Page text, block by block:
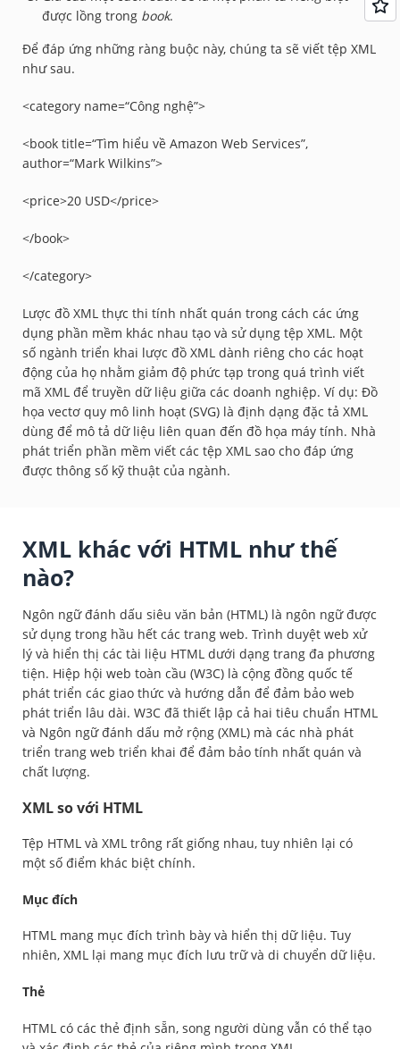
được lồng trong book.
Để đáp ứng những ràng buộc này, chúng ta sẽ viết tệp XML
như sau.
<category name=“Công nghệ”>
<book title=“Tìm hiểu về Amazon Web Services”,
author=“Mark Wilkins”>
<price>20 USD</price>
</book>
</category>
Lược đồ XML thực thi tính nhất quán trong cách các ứng
dụng phần mềm khác nhau tạo và sử dụng tệp XML. Một
số ngành triển khai lược đồ XML dành riêng cho các hoạt
động của họ nhằm giảm độ phức tạp trong quá trình viết
mã XML để truyền dữ liệu giữa các doanh nghiệp. Ví dụ: Đồ
họa vectơ quy mô linh hoạt (SVG) là định dạng đặc tả XML
dùng để mô tả dữ liệu liên quan đến đồ họa máy tính. Nhà
phát triển phần mềm viết các tệp XML sao cho đáp ứng
được thông số kỹ thuật của ngành.
XML khác với HTML như thế
nào?
Ngôn ngữ đánh dấu siêu văn bản (HTML) là ngôn ngữ được
sử dụng trong hầu hết các trang web. Trình duyệt web xử
lý và hiển thị các tài liệu HTML dưới dạng trang đa phương
tiện. Hiệp hội web toàn cầu (W3C) là cộng đồng quốc tế
phát triển các giao thức và hướng dẫn để đảm bảo web
phát triển lâu dài. W3C đã thiết lập cả hai tiêu chuẩn HTML
và Ngôn ngữ đánh dấu mở rộng (XML) mà các nhà phát
triển trang web triển khai để đảm bảo tính nhất quán và
chất lượng.
XML so với HTML
Tệp HTML và XML trông rất giống nhau, tuy nhiên lại có
một số điểm khác biệt chính.
Mục đích
HTML mang mục đích trình bày và hiển thị dữ liệu. Tuy
nhiên, XML lại mang mục đích lưu trữ và di chuyển dữ liệu.
Thẻ
HTML có các thẻ định sẵn, song người dùng vẫn có thể tạo